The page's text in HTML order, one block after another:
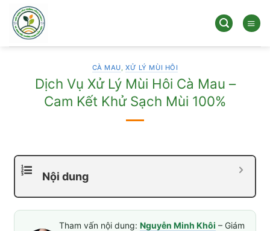
qua
dung
CÀ MAU,XỬ LÝ MÙI HÔI
Dịch Vụ Xử Lý Mùi Hôi Cà Mau –
Cam Kết Khử Sạch Mùi 100%
Nội dung
Tham vấn nội dung: Nguyễn Minh Khôi – Giám